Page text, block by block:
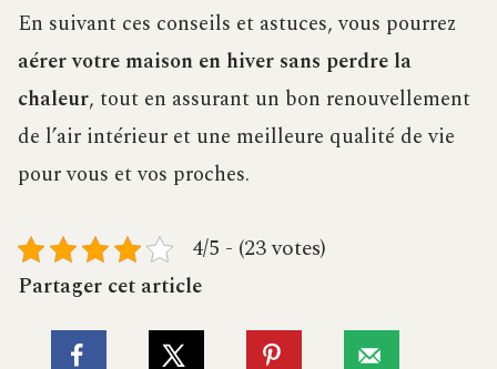
En suivant ces conseils et astuces, vous pourrez
aérer votre maison en hiver sans perdre la
chaleur, tout en assurant un bon renouvellement
de l’air intérieur et une meilleure qualité de vie
pour vous et vos proches.
4/5 - (23 votes)
Partager cet article